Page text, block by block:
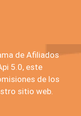
de Afiliados
5.0, este
de los
sitio web.